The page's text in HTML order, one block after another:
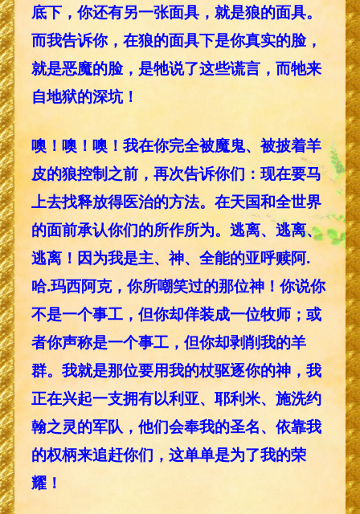
底下，你还有另一张面具，就是狼的面具。
而我告诉你，在狼的面具下是你真实的脸，
就是恶魔的脸，是牠说了这些谎言，而牠来
自地狱的深坑！
噢！噢！噢！我在你完全被魔鬼、被披着羊
皮的狼控制之前，再次告诉你们：现在要马
上去找释放得医治的方法。在天国和全世界
的面前承认你们的所作所为。逃离、逃离、
逃离！因为我是主、神、全能的亚呼赎阿.
哈.玛西阿克，你所嘲笑过的那位神！你说你
不是一个事工，但你却佯装成一位牧师；或
者你声称是一个事工，但你却剥削我的羊
群。我就是那位要用我的杖驱逐你的神，我
正在兴起一支拥有以利亚、耶利米、施洗约
翰之灵的军队，他们会奉我的圣名、依靠我
的权柄来追赶你们，这单单是为了我的荣
耀！